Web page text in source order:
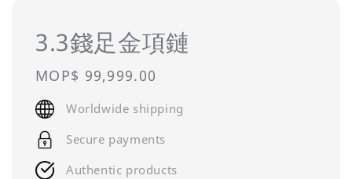
3.3錢足金項鏈
Regular
price
MOP$ 99,999.00
Worldwide shipping
Secure payments
Authentic products